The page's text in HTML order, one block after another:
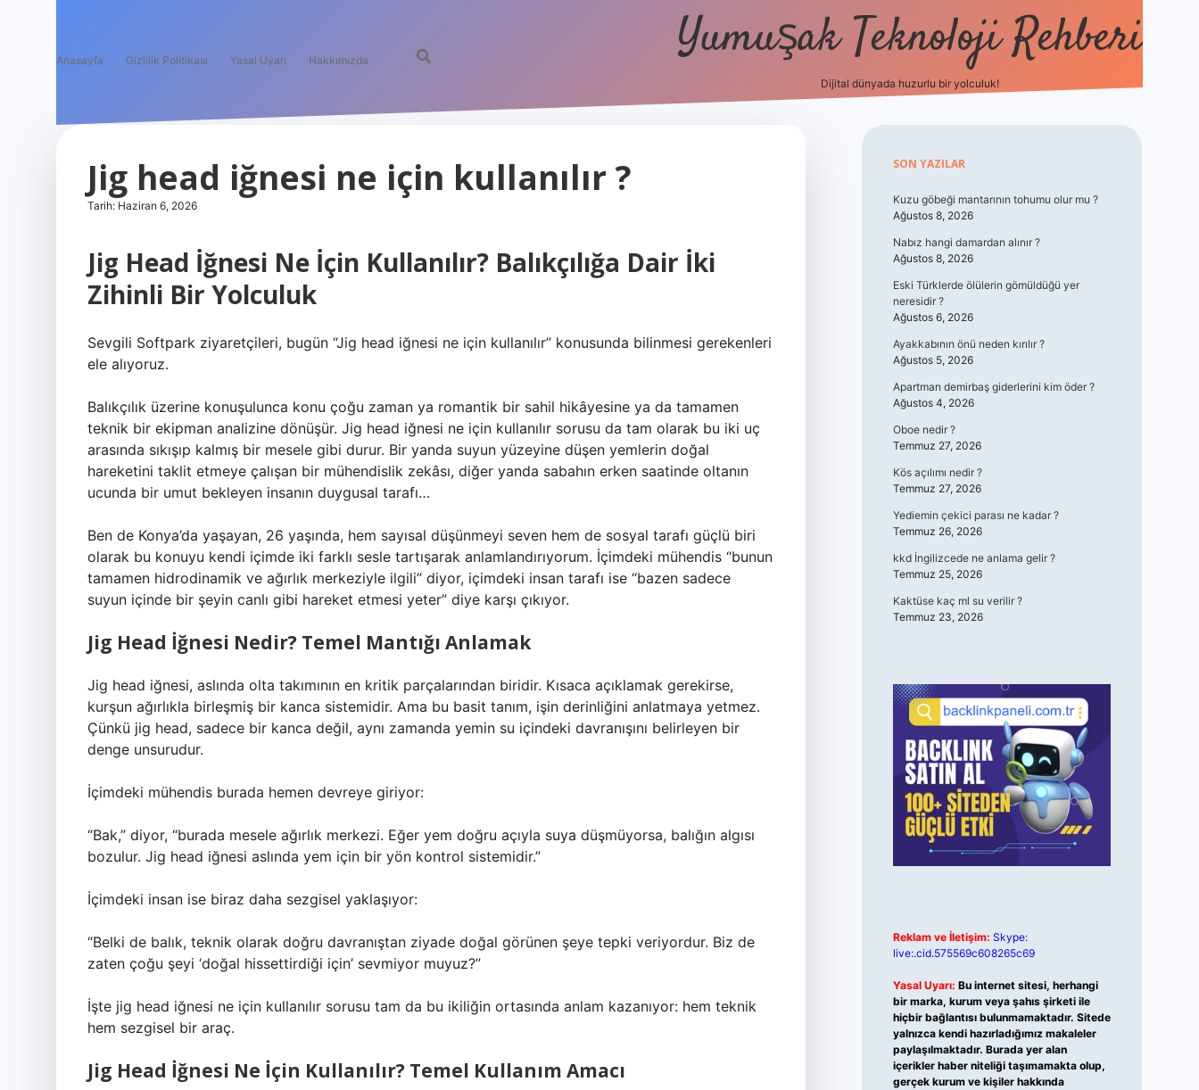
Anasayfa Gizlilik Politikası Yasal Uyarı Hakkımızda Yumuşak Teknoloji Rehberi
Dijital dünyada huzurlu bir yolculuk!
Jig head iğnesi ne için kullanılır ?
Tarih: Haziran 6, 2026
Jig Head İğnesi Ne İçin Kullanılır? Balıkçılığa Dair İki
Zihinli Bir Yolculuk
Sevgili Softpark ziyaretçileri, bugün “Jig head iğnesi ne için kullanılır” konusunda bilinmesi gerekenleri
ele alıyoruz.
Balıkçılık üzerine konuşulunca konu çoğu zaman ya romantik bir sahil hikâyesine ya da tamamen
teknik bir ekipman analizine dönüşür. Jig head iğnesi ne için kullanılır sorusu da tam olarak bu iki uç
arasında sıkışıp kalmış bir mesele gibi durur. Bir yanda suyun yüzeyine düşen yemlerin doğal
hareketini taklit etmeye çalışan bir mühendislik zekâsı, diğer yanda sabahın erken saatinde oltanın
ucunda bir umut bekleyen insanın duygusal tarafı…
Ben de Konya’da yaşayan, 26 yaşında, hem sayısal düşünmeyi seven hem de sosyal tarafı güçlü biri
olarak bu konuyu kendi içimde iki farklı sesle tartışarak anlamlandırıyorum. İçimdeki mühendis “bunun
tamamen hidrodinamik ve ağırlık merkeziyle ilgili” diyor, içimdeki insan tarafı ise “bazen sadece
suyun içinde bir şeyin canlı gibi hareket etmesi yeter” diye karşı çıkıyor.
Jig Head İğnesi Nedir? Temel Mantığı Anlamak
Jig head iğnesi, aslında olta takımının en kritik parçalarından biridir. Kısaca açıklamak gerekirse,
kurşun ağırlıkla birleşmiş bir kanca sistemidir. Ama bu basit tanım, işin derinliğini anlatmaya yetmez.
Çünkü jig head, sadece bir kanca değil, aynı zamanda yemin su içindeki davranışını belirleyen bir
denge unsurudur.
İçimdeki mühendis burada hemen devreye giriyor:
“Bak,” diyor, “burada mesele ağırlık merkezi. Eğer yem doğru açıyla suya düşmüyorsa, balığın algısı
bozulur. Jig head iğnesi aslında yem için bir yön kontrol sistemidir.”
İçimdeki insan ise biraz daha sezgisel yaklaşıyor:
“Belki de balık, teknik olarak doğru davranıştan ziyade doğal görünen şeye tepki veriyordur. Biz de
zaten çoğu şeyi ‘doğal hissettirdiği için’ sevmiyor muyuz?”
İşte jig head iğnesi ne için kullanılır sorusu tam da bu ikiliğin ortasında anlam kazanıyor: hem teknik
hem sezgisel bir araç.
Jig Head İğnesi Ne İçin Kullanılır? Temel Kullanım Amacı
Sidebar
SON YAZILAR
Kuzu göbeği mantarının tohumu olur mu ?
Ağustos 8, 2026
Nabız hangi damardan alınır ?
Ağustos 8, 2026
Eski Türklerde ölülerin gömüldüğü yer
neresidir ?
Ağustos 6, 2026
Ayakkabının önü neden kırılır ?
Ağustos 5, 2026
Apartman demirbaş giderlerini kim öder ?
Ağustos 4, 2026
Oboe nedir ?
Temmuz 27, 2026
Kös açılımı nedir ?
Temmuz 27, 2026
Yediemin çekici parası ne kadar ?
Temmuz 26, 2026
kkd İngilizcede ne anlama gelir ?
Temmuz 25, 2026
Kaktüse kaç ml su verilir ?
Temmuz 23, 2026
Reklam ve İletişim: Skype:
live:.cid.575569c608265c69
Yasal Uyarı: Bu internet sitesi, herhangi
bir marka, kurum veya şahıs şirketi ile
hiçbir bağlantısı bulunmamaktadır. Sitede
yalnızca kendi hazırladığımız makaleler
paylaşılmaktadır. Burada yer alan
içerikler haber niteliği taşımamakta olup,
gerçek kurum ve kişiler hakkında